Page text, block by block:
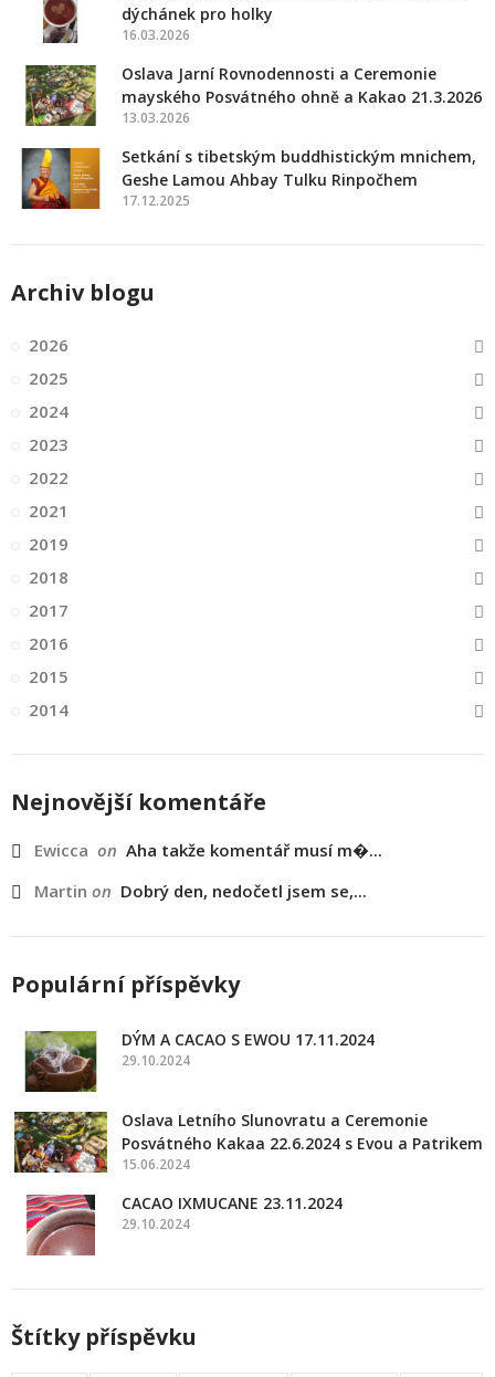
dýchánek pro holky
16.03.2026
Oslava Jarní Rovnodennosti a Ceremonie
mayského Posvátného ohně a Kakao 21.3.2026
13.03.2026
Setkání s tibetským buddhistickým mnichem,
Geshe Lamou Ahbay Tulku Rinpočhem
17.12.2025
Archiv blogu
2026
2025
2024
2023
2022
2021
2019
2018
2017
2016
2015
2014
Nejnovější komentáře
Ewicca on Aha takže komentář musí m�...
Martin on Dobrý den, nedočetl jsem se,...
Populární příspěvky
DÝM A CACAO S EWOU 17.11.2024
29.10.2024
Oslava Letního Slunovratu a Ceremonie
Posvátného Kakaa 22.6.2024 s Evou a Patrikem
15.06.2024
CACAO IXMUCANE 23.11.2024
29.10.2024
Štítky příspěvku